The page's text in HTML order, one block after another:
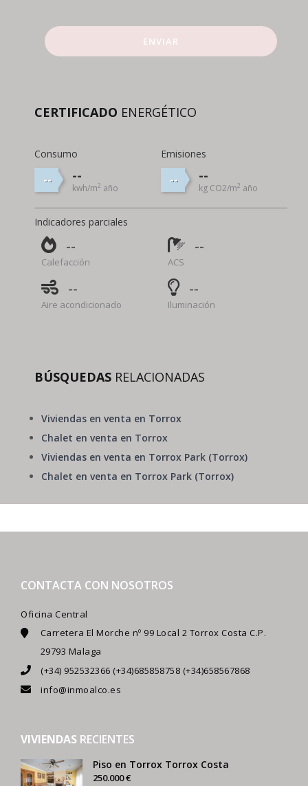
ENVIAR
CERTIFICADO ENERGÉTICO
Consumo
-- --
kwh/m2 año
Emisiones
-- --
kg CO2/m2 año
Indicadores parciales
--
Calefacción
--
ACS
--
Aire acondicionado
--
Iluminación
BÚSQUEDAS RELACIONADAS
Viviendas en venta en Torrox
Chalet en venta en Torrox
Viviendas en venta en Torrox Park (Torrox)
Chalet en venta en Torrox Park (Torrox)
CONTACTA CON NOSOTROS
Oficina Central
Carretera El Morche nº 99 Local 2 Torrox Costa C.P.
29793 Malaga
(+34) 952532366 (+34)685858758 (+34)658567868
info@inmoalco.es
VIVIENDAS RECIENTES
Piso en Torrox Torrox Costa
250.000 €